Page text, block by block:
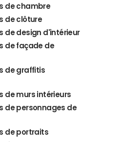
de chambre
de clôture
de design d'intérieur
de façade de
de graffitis
de murs intérieurs
de personnages de
de portraits